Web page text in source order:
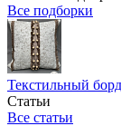
Все подборки
Текстильный
Статьи
Все статьи